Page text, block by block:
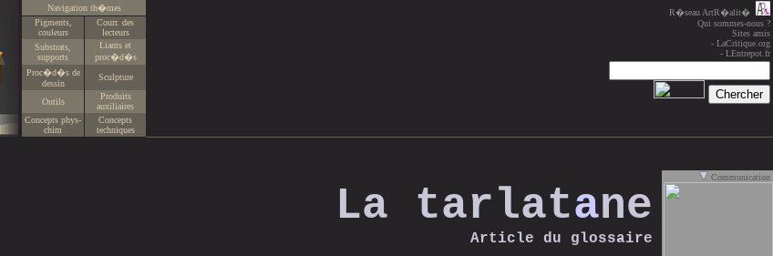
Navigation th�mes
Pigments,
couleurs
Courr. des
lecteurs
Substrats,
supports
Liants et
proc�d�s
Proc�d�s de
dessin
Sculpture
Outils
Produits
auxiliaires
Concepts phys-
chim
Concepts
techniques
R�seau ArtR�alit�
Qui sommes-nous ?
Sites amis
- LaCritique.org
- LEntrepot.fr
La tarlatane
Article du glossaire
Communication